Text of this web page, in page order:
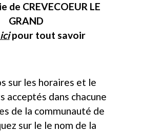
de CREVECOEUR LE
GRAND
pour tout savoir
sur les horaires et le
acceptés dans chacune
de la communauté de
sur le le nom de la